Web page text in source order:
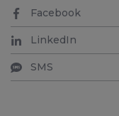
Facebook
LinkedIn
SMS